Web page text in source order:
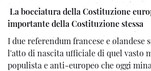
La bocciatura della Costituzione
importante della Costituzione stessa
I due referendum francese e olandese
l'atto di nascita ufficiale di quel vasto
populista e anti-europeo che oggi